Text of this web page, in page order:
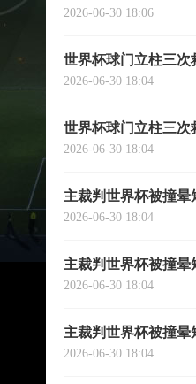
2026-06-30 18:06
世界杯球门立柱三次
2026-06-30 18:04
世界杯球门立柱三次
2026-06-30 18:04
主裁判世界杯被撞晕
2026-06-30 18:04
主裁判世界杯被撞晕
2026-06-30 18:04
主裁判世界杯被撞晕
2026-06-30 18:04